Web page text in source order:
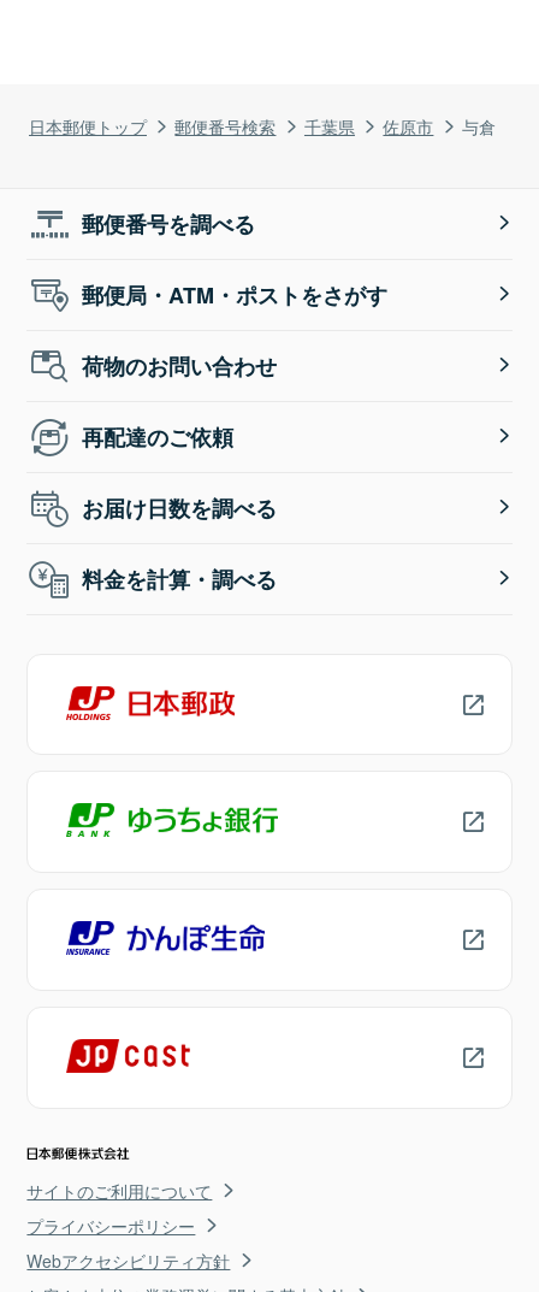
日本郵便トップ 郵便番号検索 千葉県 佐原市 与倉
郵便番号を調べる
郵便局・ATM・ポストをさがす
荷物のお問い合わせ
再配達のご依頼
お届け日数を調べる
料金を計算・調べる
サイトのご利用について
プライバシーポリシー
Webアクセシビリティ方針